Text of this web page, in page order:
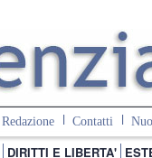
Redazione Contatti
DIRITTI E LIBERTA'